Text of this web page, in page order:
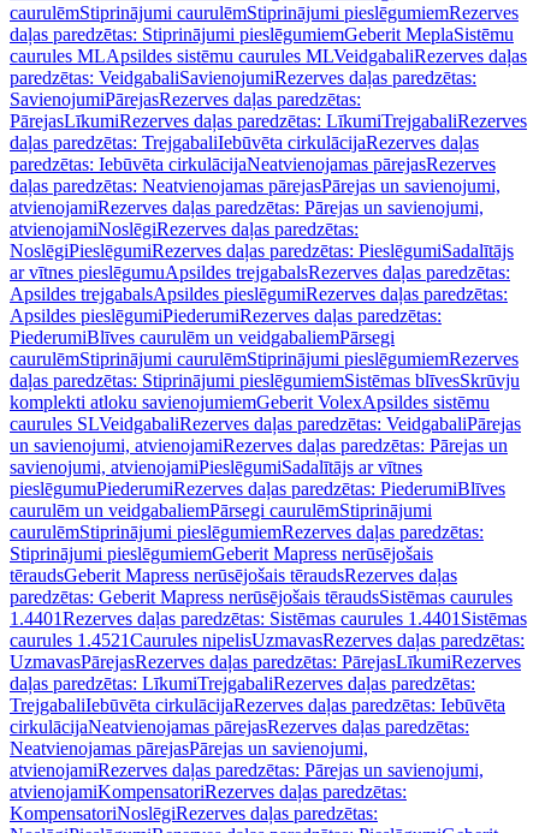
caurulēmStiprinājumi caurulēmStiprinājumi pieslēgumiemRezerves
daļas paredzētas: Stiprinājumi pieslēgumiemGeberit MeplaSistēmu
caurules MLApsildes sistēmu caurules MLVeidgabaliRezerves daļas
paredzētas: VeidgabaliSavienojumiRezerves daļas paredzētas:
SavienojumiPārejasRezerves daļas paredzētas:
PārejasLīkumiRezerves daļas paredzētas: LīkumiTrejgabaliRezerves
daļas paredzētas: TrejgabaliIebūvēta cirkulācijaRezerves daļas
paredzētas: Iebūvēta cirkulācijaNeatvienojamas pārejasRezerves
daļas paredzētas: Neatvienojamas pārejasPārejas un savienojumi,
atvienojamiRezerves daļas paredzētas: Pārejas un savienojumi,
atvienojamiNoslēgiRezerves daļas paredzētas:
NoslēgiPieslēgumiRezerves daļas paredzētas: PieslēgumiSadalītājs
ar vītnes pieslēgumuApsildes trejgabalsRezerves daļas paredzētas:
Apsildes trejgabalsApsildes pieslēgumiRezerves daļas paredzētas:
Apsildes pieslēgumiPiederumiRezerves daļas paredzētas:
PiederumiBlīves caurulēm un veidgabaliemPārsegi
caurulēmStiprinājumi caurulēmStiprinājumi pieslēgumiemRezerves
daļas paredzētas: Stiprinājumi pieslēgumiemSistēmas blīvesSkrūvju
komplekti atloku savienojumiemGeberit VolexApsildes sistēmu
caurules SLVeidgabaliRezerves daļas paredzētas: VeidgabaliPārejas
un savienojumi, atvienojamiRezerves daļas paredzētas: Pārejas un
savienojumi, atvienojamiPieslēgumiSadalītājs ar vītnes
pieslēgumuPiederumiRezerves daļas paredzētas: PiederumiBlīves
caurulēm un veidgabaliemPārsegi caurulēmStiprinājumi
caurulēmStiprinājumi pieslēgumiemRezerves daļas paredzētas:
Stiprinājumi pieslēgumiemGeberit Mapress nerūsējošais
tēraudsGeberit Mapress nerūsējošais tēraudsRezerves daļas
paredzētas: Geberit Mapress nerūsējošais tēraudsSistēmas caurules
1.4401Rezerves daļas paredzētas: Sistēmas caurules 1.4401 Sistēmas
caurules 1.4521Caurules nipelisUzmavasRezerves daļas paredzētas:
UzmavasPārejasRezerves daļas paredzētas: PārejasLīkumiRezerves
daļas paredzētas: LīkumiTrejgabaliRezerves daļas paredzētas:
TrejgabaliIebūvēta cirkulācijaRezerves daļas paredzētas: Iebūvēta
cirkulācijaNeatvienojamas pārejasRezerves daļas paredzētas:
Neatvienojamas pārejasPārejas un savienojumi,
atvienojamiRezerves daļas paredzētas: Pārejas un savienojumi,
atvienojamiKompensatoriRezerves daļas paredzētas:
KompensatoriNoslēgiRezerves daļas paredzētas: